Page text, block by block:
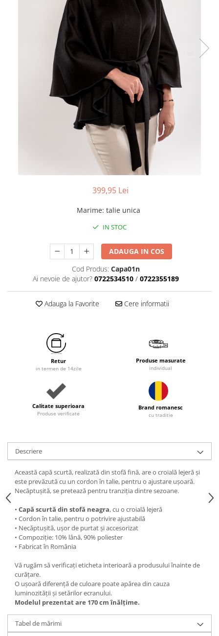
399,95 Lei
Marime: talie unica
IN STOC
ADAUGA IN COS
Cod Produs: Capa01n
Ai nevoie de ajutor? 0722534510 / 0722355189
Adauga la Favorite Cere informatii
Retur
in termen de 14zile
Produse masurate
individual
Calitate superioara
Produse verificate
Brand romanesc
cu traditie
Descriere
Această capă scurtă, realizată din stofă fină, are o croială lejeră și
este prevăzută cu un cordon în talie, pentru o ajustare ușoară.
Necăptușită, se pretează pentru tranziția dintre sezoane.
• Capă scurtă din stofă neagra, cu o croială lejeră
• Cordon în talie, pentru o potrivire ajustabilă
• Necăptușită, ușor de purtat și accesorizat
• Compoziție: 10% lână, 90% poliester
• Fabricat în România
Vă rugăm să verificați eticheta interioară a produsului înainte de
curățare.
O ușoară diferență de culoare poate apărea din cauza
luminozității și setărilor ecranului.
Modelul prezentat are 170 cm înălțime.
Tabel de mărimi